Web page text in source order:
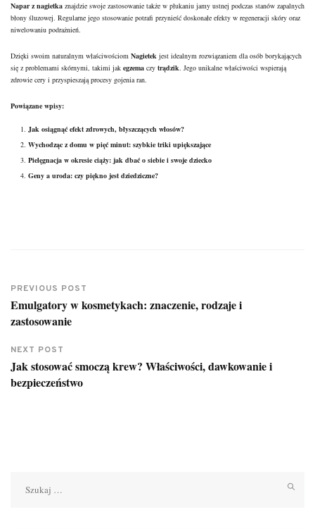
Napar z nagietka znajdzie swoje zastosowanie także w płukaniu jamy ustnej podczas stanów zapalnych
błony śluzowej. Regularne jego stosowanie potrafi przynieść doskonałe efekty w regeneracji skóry oraz
niwelowaniu podrażnień.
Dzięki swoim naturalnym właściwościom Nagietek jest idealnym rozwiązaniem dla osób borykających
się z problemami skórnymi, takimi jak egzema czy trądzik. Jego unikalne właściwości wspierają
zdrowie cery i przyspieszają procesy gojenia ran.
Powiązane wpisy:
Jak osiągnąć efekt zdrowych, błyszczących włosów?
Wychodząc z domu w pięć minut: szybkie triki upiększające
Pielęgnacja w okresie ciąży: jak dbać o siebie i swoje dziecko
Geny a uroda: czy piękno jest dziedziczne?
PREVIOUS POST
Emulgatory w kosmetykach: znaczenie, rodzaje i
zastosowanie
NEXT POST
Jak stosować smoczą krew? Właściwości, dawkowanie i
bezpieczeństwo